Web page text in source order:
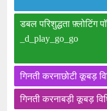
डबल परिशुद्धता फ़्लोटिंग
_d_play_go_go
गिनती करनाछोटी कूबड़
गिनती करनाबड़ी कूबड़